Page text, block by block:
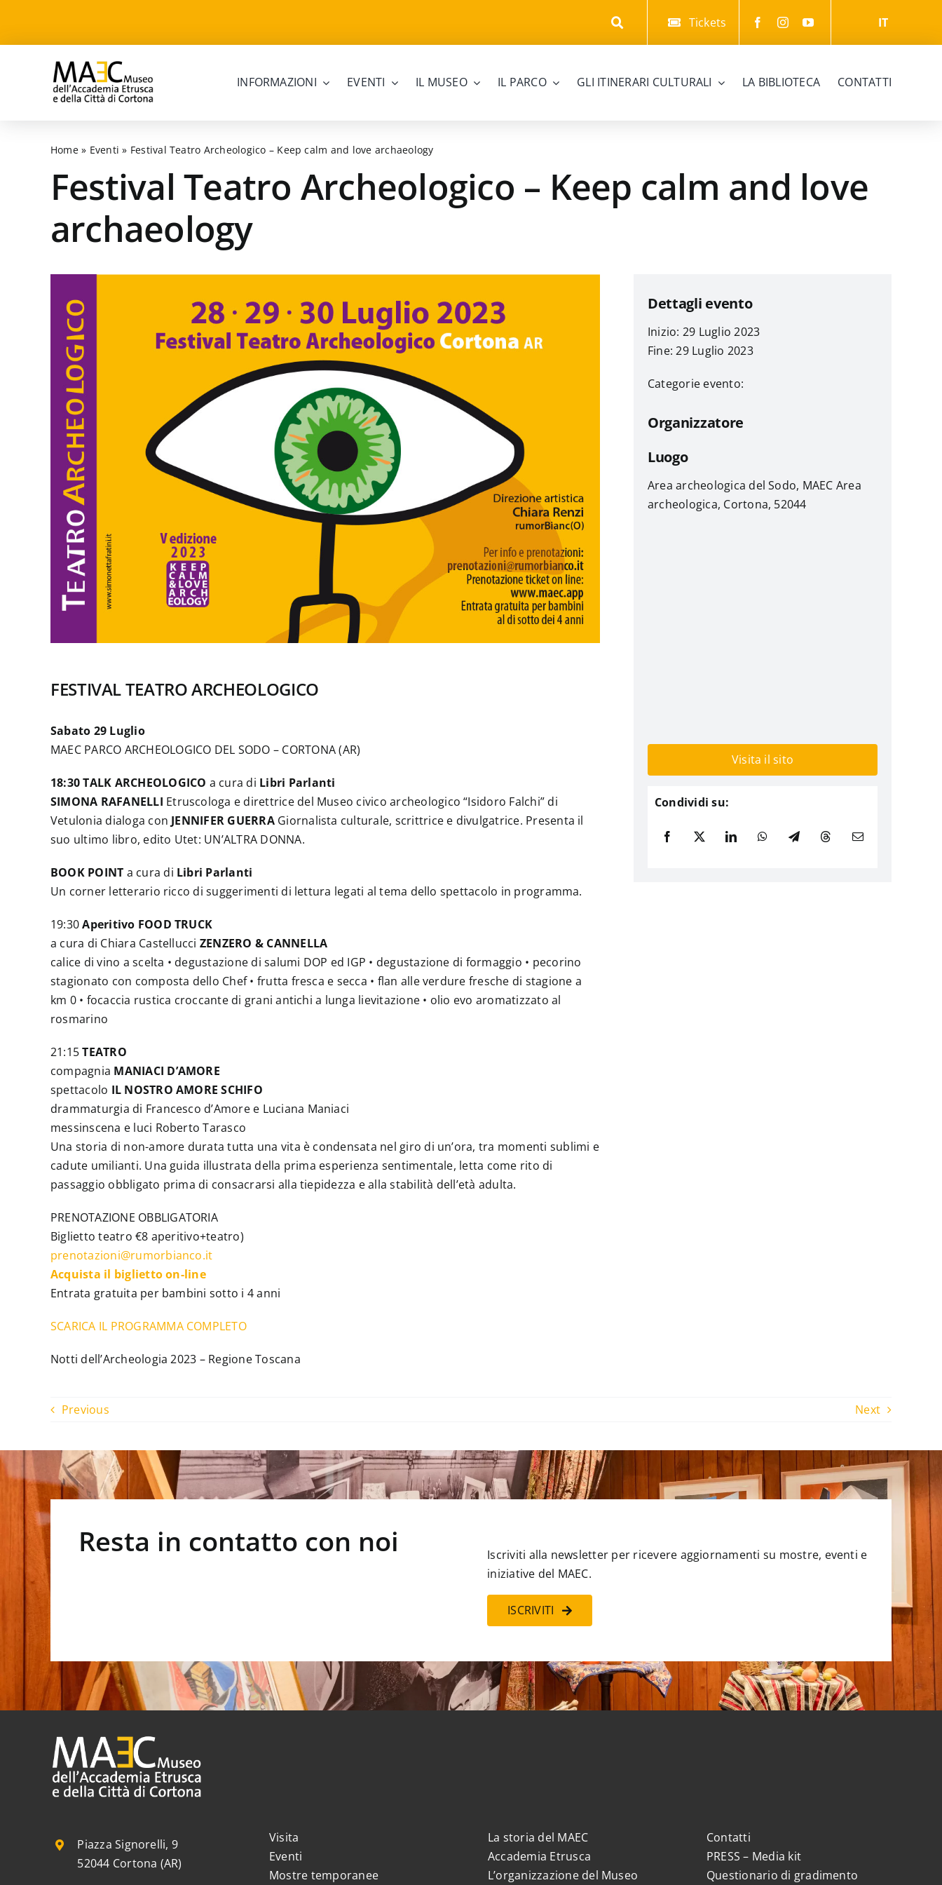
content
Tickets IT
INFORMAZIONI EVENTI IL MUSEO IL PARCO GLI ITINERARI CULTURALI LA BIBLIOTECA CONTATTI
Home» Eventi » Festival Teatro Archeologico – Keep calm and love archaeology
Festival Teatro Archeologico – Keep calm and love
archaeology
FESTIVAL TEATRO ARCHEOLOGICO
Sabato 29 Luglio
MAEC PARCO ARCHEOLOGICO DEL SODO – CORTONA (AR)
18:30 TALK ARCHEOLOGICO a cura di Libri Parlanti
SIMONA RAFANELLI Etruscologa e direttrice del Museo civico archeologico “Isidoro Falchi” di
Vetulonia dialoga con JENNIFER GUERRAGiornalista culturale, scrittrice e divulgatrice. Presenta il
suo ultimo libro, edito Utet: UN’ALTRA DONNA.
BOOK POINT a cura di Libri Parlanti
Un corner letterario ricco di suggerimenti di lettura legati al tema dello spettacolo in programma.
19:30Aperitivo FOOD TRUCK
a cura di Chiara Castellucci ZENZERO & CANNELLA
calice di vino a scelta • degustazione di salumi DOP ed IGP • degustazione di formaggio • pecorino
stagionato con composta dello Chef • frutta fresca e secca • flan alle verdure fresche di stagione a
km 0 • focaccia rustica croccante di grani antichi a lunga lievitazione • olio evo aromatizzato al
rosmarino
21:15TEATRO
compagnia MANIACI D’AMORE
spettacolo IL NOSTRO AMORE SCHIFO
drammaturgia di Francesco d’Amore e Luciana Maniaci
messinscena e luci Roberto Tarasco
Una storia di non-amore durata tutta una vita è condensata nel giro di un’ora, tra momenti sublimi e
cadute umilianti. Una guida illustrata della prima esperienza sentimentale, letta come rito di
passaggio obbligato prima di consacrarsi alla tiepidezza e alla stabilità dell’età adulta.
PRENOTAZIONE OBBLIGATORIA
Biglietto teatro €8 aperitivo+teatro)
prenotazioni@rumorbianco.it
Acquista il biglietto on-line
Entrata gratuita per bambini sotto i 4 anni
SCARICA IL PROGRAMMA COMPLETO
Notti dell’Archeologia 2023 – Regione Toscana
Dettagli evento
Inizio: 29 Luglio 2023
Fine: 29 Luglio 2023
Categorie evento:
Organizzatore
Luogo
Area archeologica del Sodo, MAEC Area
archeologica, Cortona, 52044
Visita il sito
Condividi su:
Previous Next
Resta in contatto con noi
Iscriviti alla newsletter per ricevere aggiornamenti su mostre, eventi e
iniziative del MAEC.
ISCRIVITI
Piazza Signorelli, 9
52044 Cortona (AR)
Visita
Eventi
Mostre temporanee
La storia del MAEC
Accademia Etrusca
L’organizzazione del Museo
Contatti
PRESS – Media kit
Questionario di gradimento